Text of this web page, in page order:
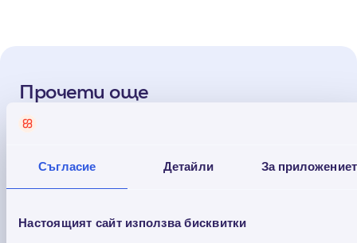
Съгласие Детайли За
Настоящият сайт използва бисквитки
Прочети още